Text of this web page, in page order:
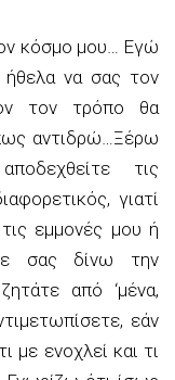
κόσμο μου… Εγώ
να σας τον
τον τρόπο θα
αντιδρώ…Ξέρω
τις
γιατί
εμμονές μου ή
σας δίνω την
από ‘μένα,
εάν
με ενοχλεί και τι